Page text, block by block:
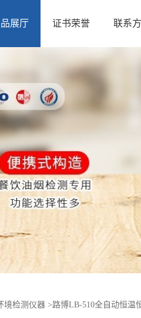
展厅 证书荣誉 联系
境检测仪器 >路博LB-510全自动恒温